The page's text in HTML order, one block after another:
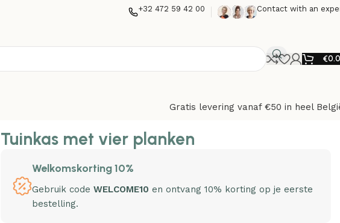
+32 472 59 42 00 Contact with an
€
Gratis levering vanaf €50 in heel
Tuinkas met vier planken
Welkomskorting 10%
Gebruik codeWELCOME10 en ontvang 10% korting op je eerste
bestelling.